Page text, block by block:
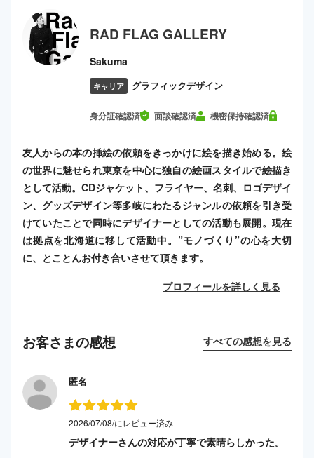
RAD FLAG GALLERY
Sakuma
キャリア グラフィックデザイン
身分証確認済 面談確認済 機密保持確認済
友人からの本の挿絵の依頼をきっかけに絵を描き始める。絵
の世界に魅せられ東京を中心に独自の絵画スタイルで絵描き
として活動。CDジャケット、フライヤー、名刺、ロゴデザイ
ン、グッズデザイン等多岐にわたるジャンルの依頼を引き受
けていたことで同時にデザイナーとしての活動も展開。現在
は拠点を北海道に移して活動中。”モノづくり”の心を大切
に、とことんお付き合いさせて頂きます。
プロフィールを詳しく見る
お客さまの感想 すべての感想を見る
匿名
2026/07/08/にレビュー済み
デザイナーさんの対応が丁寧で素晴らしかった。